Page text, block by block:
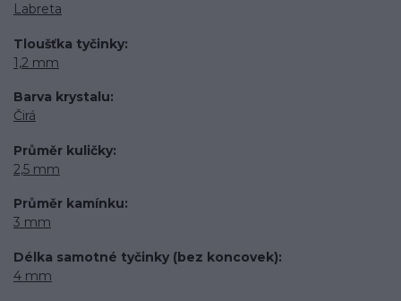
Labreta
Tloušťka tyčinky
1,2 mm
Barva krystalu
Čirá
Průměr kuličky
2,5 mm
Průměr kamínku
3 mm
Délka samotné tyčinky (bez koncovek)
4 mm